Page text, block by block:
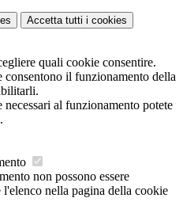
Accetta tutti i cookies
quali cookie consentire.
consentono il funzionamento della
al funzionamento potete
.
non possono essere
nella pagina della cookie